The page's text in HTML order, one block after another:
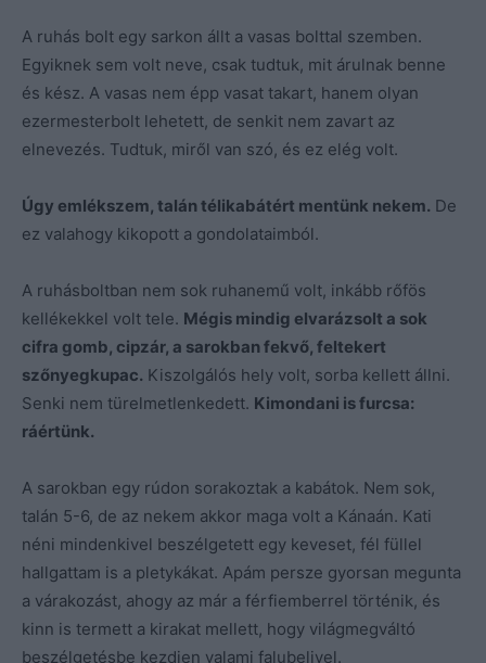
A ruhás bolt egy sarkon állt a vasas bolttal szemben.
Egyiknek sem volt neve, csak tudtuk, mit árulnak benne
és kész. A vasas nem épp vasat takart, hanem olyan
ezermesterbolt lehetett, de senkit nem zavart az
elnevezés. Tudtuk, miről van szó, és ez elég volt.
Úgy emlékszem, talán télikabátért mentünk nekem. De
ez valahogy kikopott a gondolataimból.
A ruhásboltban nem sok ruhanemű volt, inkább rőfös
kellékekkel volt tele. Mégis mindig elvarázsolt a sok
cifra gomb, cipzár, a sarokban fekvő, feltekert
szőnyegkupac. Kiszolgálós hely volt, sorba kellett állni.
Senki nem türelmetlenkedett. Kimondani is furcsa:
ráértünk.
A sarokban egy rúdon sorakoztak a kabátok. Nem sok,
talán 5-6, de az nekem akkor maga volt a Kánaán. Kati
néni mindenkivel beszélgetett egy keveset, fél füllel
hallgattam is a pletykákat. Apám persze gyorsan megunta
a várakozást, ahogy az már a férfiemberrel történik, és
kinn is termett a kirakat mellett, hogy világmegváltó
beszélgetésbe kezdjen valami falubelivel.